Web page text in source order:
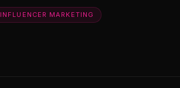
INFLUENCER MARKETING